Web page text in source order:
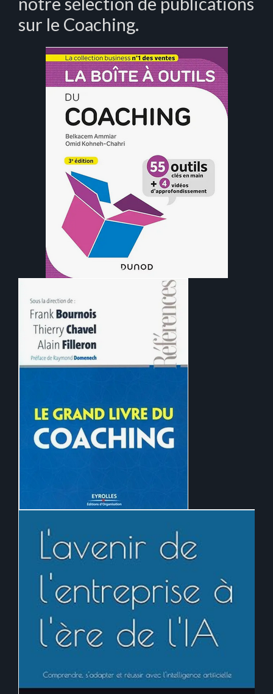
sur le Coaching.